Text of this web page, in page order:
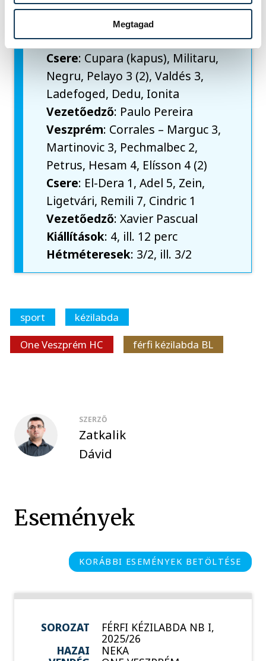
Megtagad
Dinamo: Iancu – Akimenko 3,
Vujovic 2, Lumbroso 5, Rosta 3,
Langaro 7, A. Pascual 1
Csere: Cupara (kapus), Militaru,
Negru, Pelayo 3 (2), Valdés 3,
Ladefoged, Dedu, Ionita
Vezetőedző: Paulo Pereira
Veszprém: Corrales – Marguc 3,
Martinovic 3, Pechmalbec 2,
Petrus, Hesam 4, Elísson 4 (2)
Csere: El-Dera 1, Adel 5, Zein,
Ligetvári, Remili 7, Cindric 1
Vezetőedző: Xavier Pascual
Kiállítások: 4, ill. 12 perc
Hétméteresek: 3/2, ill. 3/2
sport
kézilabda
One Veszprém HC
férfi kézilabda BL
SZERZŐ
Zatkalik
Dávid
Események
KORÁBBI ESEMÉNYEK BETÖLTÉSE
SOROZAT FÉRFI KÉZILABDA NB I,
2025/26
HAZAI
NEKA